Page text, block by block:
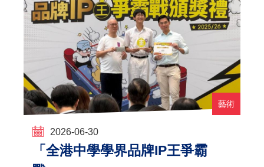
藝術
2026-06-30
「全港中學學界品牌IP王爭霸